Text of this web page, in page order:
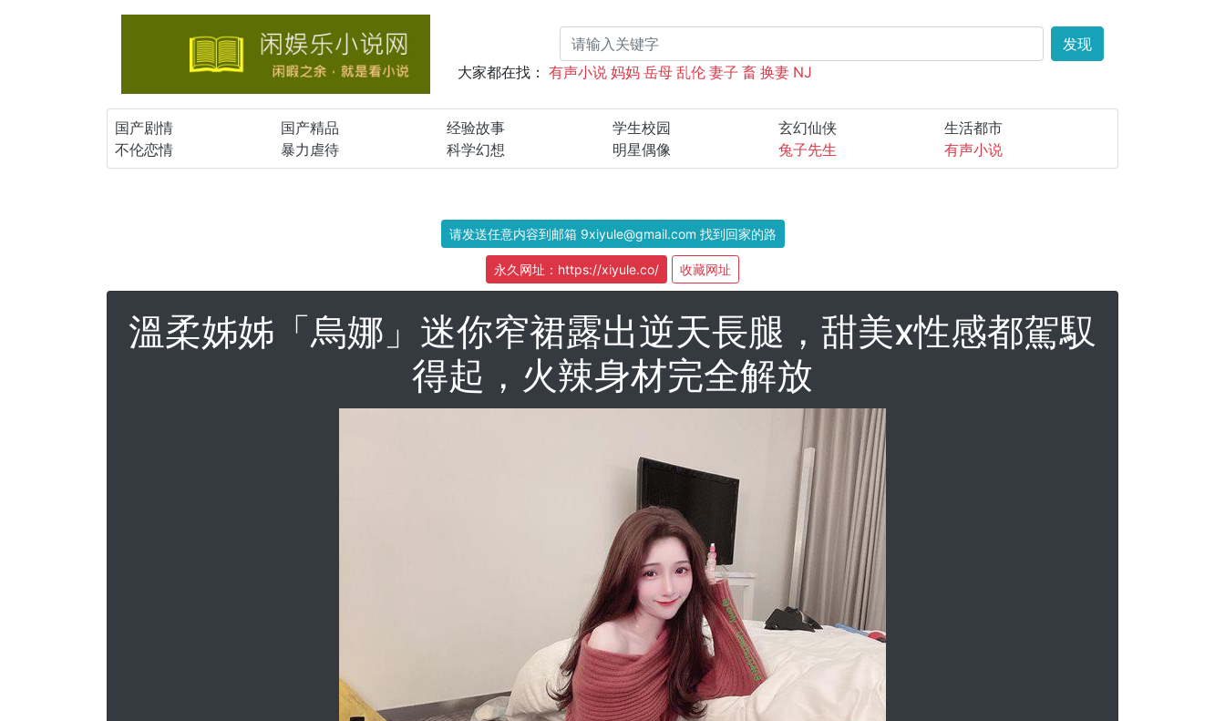
发现
大家都在找： 有声小说 妈妈 岳母 乱伦 妻子 畜 换妻 NJ
国产剧情 国产精品 经验故事 学生校园 玄幻仙侠
生活都市
不伦恋情
暴力虐待 科学幻想 明星偶像 兔子先生 有声小说
请发送任意内容到邮箱 9xiyule@gmail.com 找到回家的路
永久网址：https://xiyule.co/ 收藏网址
溫柔姊姊「烏娜」迷你窄裙露出逆天長腿，甜美x性感都駕馭
得起，火辣身材完全解放